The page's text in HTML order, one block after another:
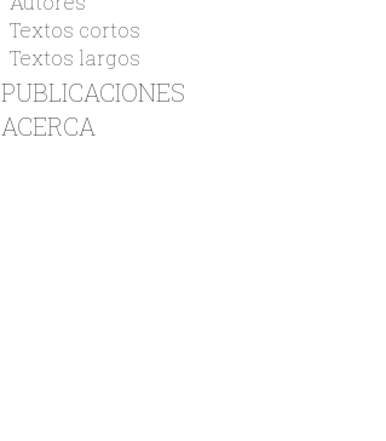
Textos cortos
Textos largos
PUBLICACIONES
ACERCA